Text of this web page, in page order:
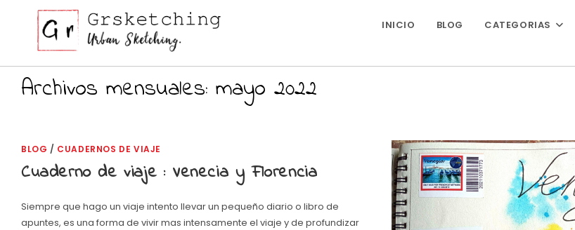
contenido
INICIO BLOG CATEGORIAS
Archivos mensuales: mayo 2022
BLOG / CUADERNOS DE VIAJE
Cuaderno de viaje : Venecia y Florencia
Siempre que hago un viaje intento llevar un pequeño diario o libro de
apuntes, es una forma de vivir mas intensamente el viaje y de profundizar